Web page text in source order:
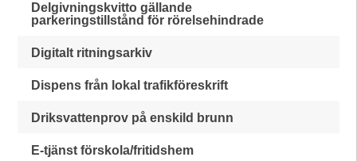
Delgivningskvitto gällande
parkeringstillstånd för rörelsehindrade
Digitalt ritningsarkiv
Dispens från lokal trafikföreskrift
Driksvattenprov på enskild brunn
E-tjänst förskola/fritidshem